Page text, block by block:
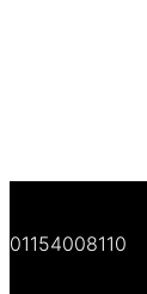
01154008110